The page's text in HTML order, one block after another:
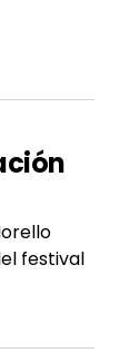
festival